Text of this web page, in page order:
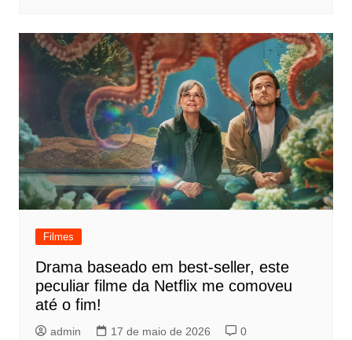
Filmes
Drama baseado em best-seller, este
peculiar filme da Netflix me comoveu
até o fim!
admin 17 de maio de 2026 0